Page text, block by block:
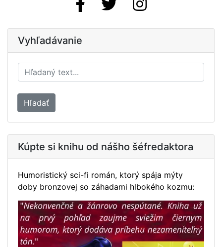
Vyhľadávanie
Hľadať
Kúpte si knihu od nášho šéfredaktora
Humoristický sci-fi román, ktorý spája mýty
doby bronzovej so záhadami hlbokého kozmu: